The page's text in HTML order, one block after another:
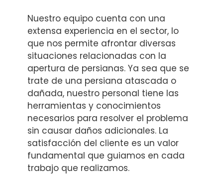
Nuestro equipo cuenta con una
extensa experiencia en el sector, lo
que nos permite afrontar diversas
situaciones relacionadas con la
apertura de persianas. Ya sea que se
trate de una persiana atascada o
dañada, nuestro personal tiene las
herramientas y conocimientos
necesarios para resolver el problema
sin causar daños adicionales. La
satisfacción del cliente es un valor
fundamental que guiamos en cada
trabajo que realizamos.